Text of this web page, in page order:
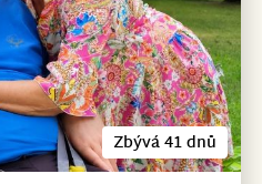
Zbývá 41 dnů